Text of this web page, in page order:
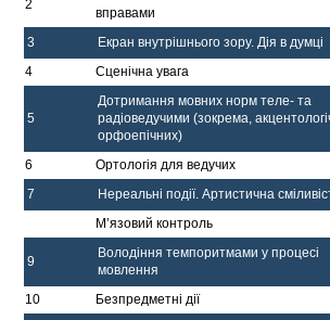
2
вправами
3 Екран внутрішнього зору. Дія в думці
4
Сценічна увага
5
Дотримання мовних норм теле- та
радіоведучими (зокрема,
орфоепічних)
6 Ортологія для ведучих
7
Нереальні події. Артистична
М’язовий контроль
9
Володіння темпоритмами у процесі
мовлення
10 Безпредметні дії